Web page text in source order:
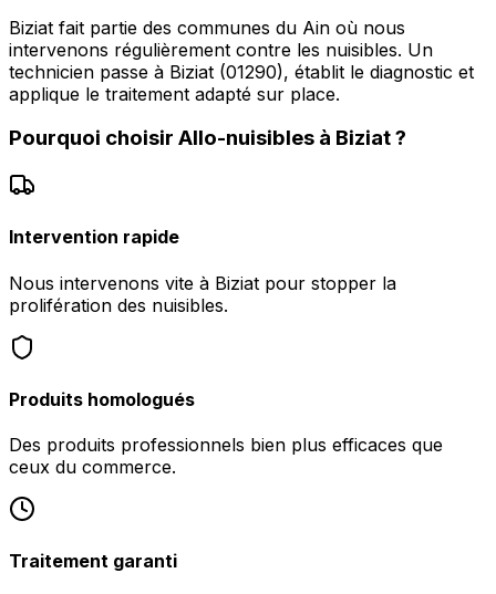
Biziat fait partie des communes du Ain où nous
intervenons régulièrement contre les nuisibles. Un
technicien passe à Biziat (01290), établit le diagnostic et
applique le traitement adapté sur place.
Pourquoi choisir Allo-nuisibles à Biziat?
Intervention rapide
Nous intervenons vite à Biziat pour stopper la
prolifération des nuisibles.
Produits homologués
Des produits professionnels bien plus efficaces que
ceux du commerce.
Traitement garanti